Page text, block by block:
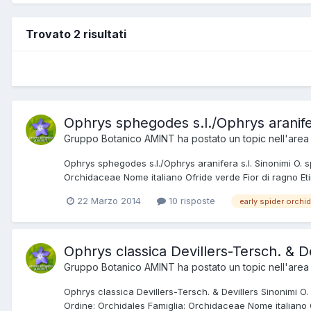
Trovato 2 risultati
Ophrys sphegodes s.l./Ophrys
Gruppo Botanico AMINT ha postato un topic nell'area
Ophrys sphegodes s.l./Ophrys aranifera s.l. Sinonimi O.
Orchidaceae Nome italiano Ofride verde Fior di ragno
22 Marzo 2014 10 risposte early spider orchid
Ophrys classica Devillers-Tersch. &
Gruppo Botanico AMINT ha postato un topic nell'area
Ophrys classica Devillers-Tersch. & Devillers Sinonimi
Ordine: Orchidales Famiglia: Orchidaceae Nome